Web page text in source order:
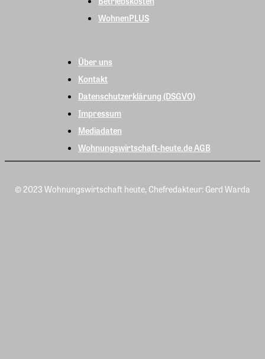
WohnenPLUS
Über uns
Kontakt
Datenschutzerklärung (DSGVO)
Impressum
Mediadaten
Wohnungswirtschaft-heute.de AGB
© 2023 Wohnungswirtschaft heute, Chefredakteur: Gerd Warda